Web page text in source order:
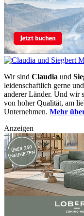
Wir sind Claudia und
leidenschaftlich gerne
anderer Länder. Und wir
von hoher Qualität, am
Unternehmen. Mehr
Anzeigen